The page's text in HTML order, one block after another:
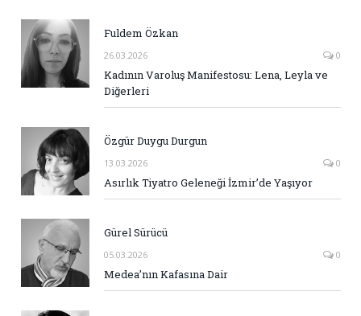
Fuldem Özkan
26.03.2026 0
Kadının Varoluş Manifestosu: Lena, Leyla ve
Diğerleri
Özgür Duygu Durgun
13.03.2026 0
Asırlık Tiyatro Geleneği İzmir’de Yaşıyor
Gürel Sürücü
05.03.2026 0
Medea’nın Kafasına Dair